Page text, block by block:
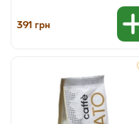
8000070038868)
391 грн